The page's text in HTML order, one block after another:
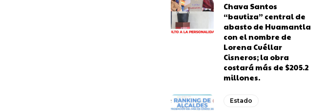
Chava Santos
“bautiza” central de
abasto de Huamantla
con el nombre de
Lorena Cuéllar
Cisneros; la obra
costará más de $205.2
millones.
Estado